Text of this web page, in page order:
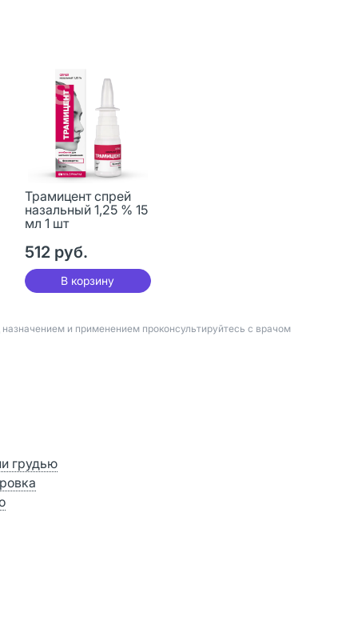
Трамицент спрей
назальный 1,25 % 15
мл 1 шт
512 руб.
В корзину
и применением проконсультируйтесь с врачом
грудью